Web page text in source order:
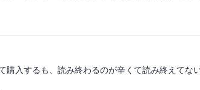
入するも、読み終わるのが辛くて読み終えてない